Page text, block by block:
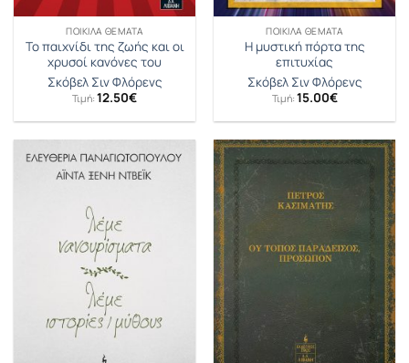
ΠΟΙΚΊΛΑ ΘΈΜΑΤΑ
Το παιχνίδι της ζωής και οι
χρυσοί κανόνες του
Σκόβελ Σιν Φλόρενς
Τιμή: 12.50€
ΠΟΙΚΊΛΑ ΘΈΜΑΤΑ
Η μυστική πόρτα της
επιτυχίας
Σκόβελ Σιν Φλόρενς
Τιμή: 15.00€